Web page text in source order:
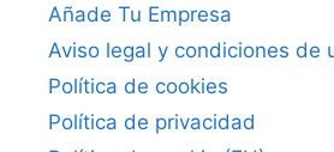
Añade Tu Empresa
Aviso legal y condiciones de
Política de cookies
Política de privacidad